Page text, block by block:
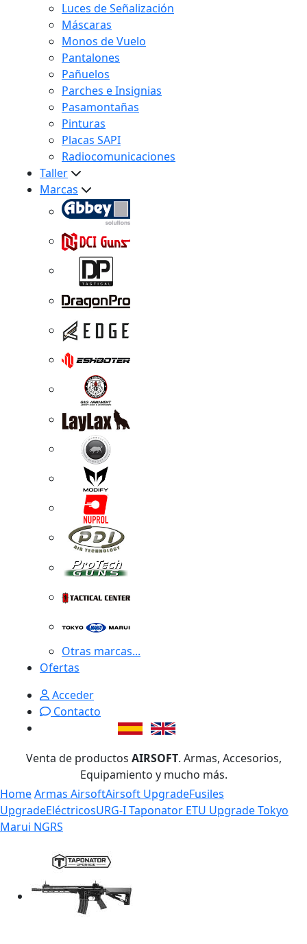
Luces de Señalización
Máscaras
Monos de Vuelo
Pantalones
Pañuelos
Parches e Insignias
Pasamontañas
Pinturas
Placas SAPI
Radiocomunicaciones
Taller
Marcas
Otras marcas...
Ofertas
Acceder
Contacto
Venta de productos AIRSOFT. Armas, Accesorios,
Equipamiento y mucho más.
HomeArmas AirsoftAirsoft UpgradeFusiles
UpgradeEléctricosURG-I Taponator ETU Upgrade Tokyo
Marui NGRS